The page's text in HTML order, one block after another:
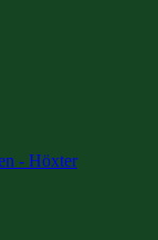
- Höxter